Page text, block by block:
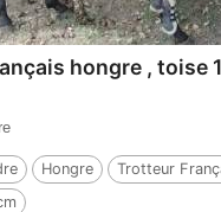
hongre , toise
Hongre Trotteur